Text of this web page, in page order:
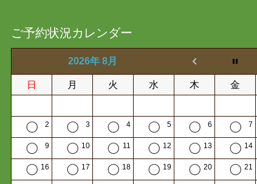
ご予約状況カレンダー
2026年 8月
日 月 火 水 木 金
2 3 4 5 6 7
9 10 11 12 13 14
16 17 18 19 20 21